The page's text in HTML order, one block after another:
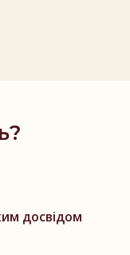
досвідом